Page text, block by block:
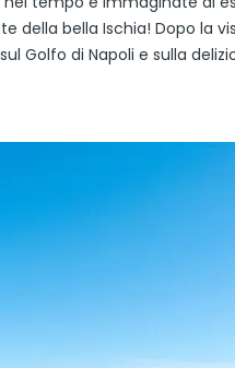
della bella Ischia! Dopo la
Golfo di Napoli e sulla